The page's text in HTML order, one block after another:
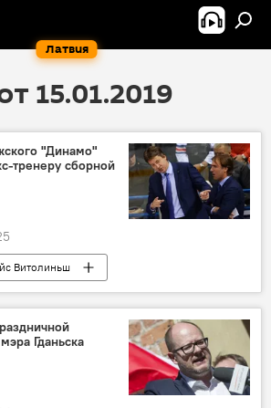
Латвия
15.01.2019
"Динамо"
тренеру сборной
Витолиньш
Динамо Рига Россия
Гданьска